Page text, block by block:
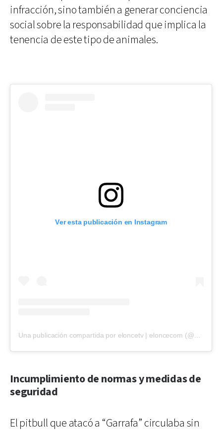
infracción, sino también a generar conciencia
social sobre la responsabilidad que implica la
tenencia de este tipo de animales.
Ver esta publicación en Instagram
Incumplimiento de normas y medidas de
seguridad
El pitbull que atacó a “Garrafa” circulaba sin